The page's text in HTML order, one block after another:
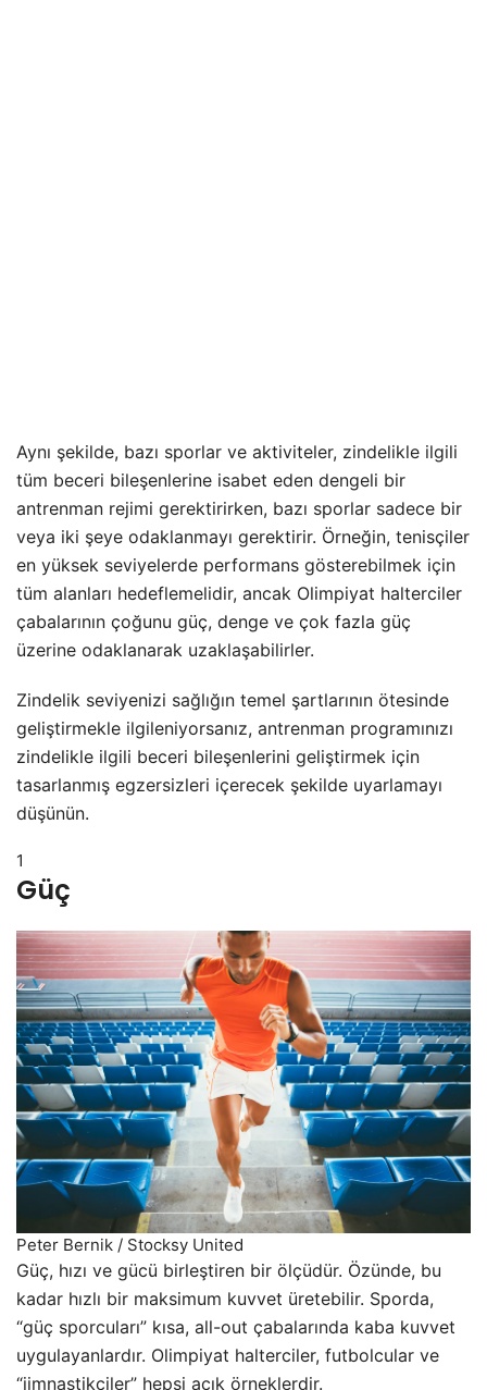
Aynı şekilde, bazı sporlar ve aktiviteler, zindelikle ilgili
tüm beceri bileşenlerine isabet eden dengeli bir
antrenman rejimi gerektirirken, bazı sporlar sadece bir
veya iki şeye odaklanmayı gerektirir. Örneğin, tenisçiler
en yüksek seviyelerde performans gösterebilmek için
tüm alanları hedeflemelidir, ancak Olimpiyat halterciler
çabalarının çoğunu güç, denge ve çok fazla güç
üzerine odaklanarak uzaklaşabilirler.
Zindelik seviyenizi sağlığın temel şartlarının ötesinde
geliştirmekle ilgileniyorsanız, antrenman programınızı
zindelikle ilgili beceri bileşenlerini geliştirmek için
tasarlanmış egzersizleri içerecek şekilde uyarlamayı
düşünün.
1
Güç
Peter Bernik / Stocksy United
Güç, hızı ve gücü birleştiren bir ölçüdür. Özünde, bu
kadar hızlı bir maksimum kuvvet üretebilir. Sporda,
“güç sporcuları” kısa, all-out çabalarında kaba kuvvet
uygulayanlardır. Olimpiyat halterciler, futbolcular ve
“jimnastikçiler” hepsi açık örneklerdir.